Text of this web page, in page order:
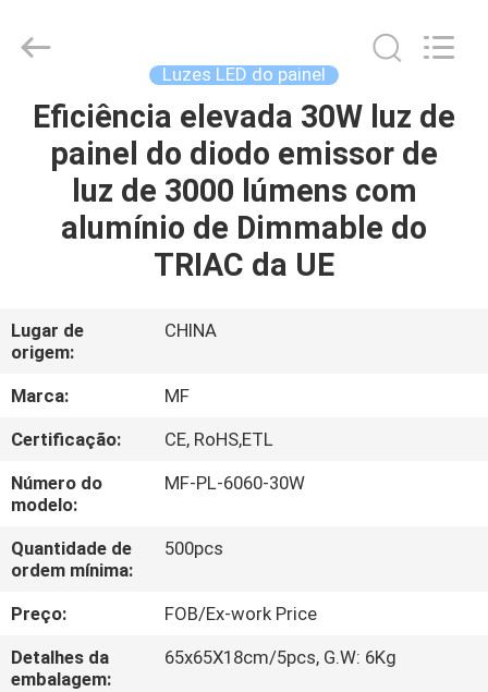
CASA
PRODUTOS
QUEM
SOMOS
EXCURSÃO
DA
FÁBRICA
CONTROLE
DA
QUALIDADE
Ming
Luzes LED do painel
Eficiência elevada 30W luz de
painel do diodo emissor de
luz de 3000 lúmens com
alumínio de Dimmable do
TRIAC da UE
Lugar de
origem:
CHINA
Marca:
MF
Certificação:
CE, RoHS,ETL
Número do
modelo:
MF-PL-6060-30W
Quantidade de
ordem mínima:
500pcs
Preço:
FOB/Ex-work Price
Detalhes da
embalagem:
65x65X18cm/5pcs, G.W: 6Kg